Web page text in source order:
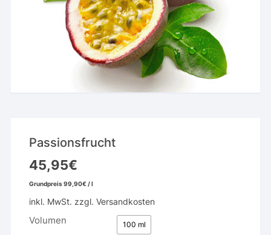
Passionsfrucht
45,95€
Grundpreis99,90€/l
inkl. MwSt. zzgl.Versandkosten
Volumen 100 ml